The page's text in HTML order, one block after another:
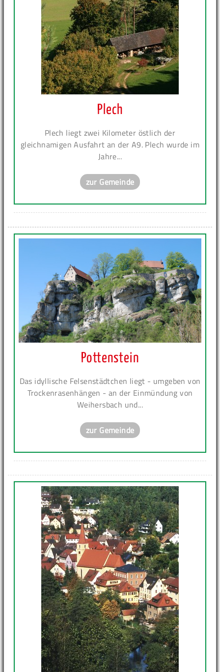
Plech
Plech liegt zwei Kilometer östlich der
gleichnamigen Ausfahrt an der A9. Plech wurde im
Jahre...
zur Gemeinde
Pottenstein
Das idyllische Felsenstädtchen liegt - umgeben von
Trockenrasenhängen - an der Einmündung von
Weihersbach und...
zur Gemeinde